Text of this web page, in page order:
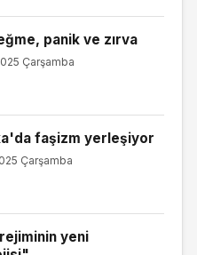
panik ve zırva
Çarşamba
faşizm yerleşiyor
Çarşamba
yeni